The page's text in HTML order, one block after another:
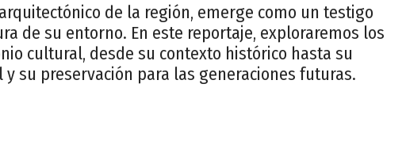
de la región, emerge como un testigo
de su entorno. En este reportaje, exploraremos los
cultural, desde su contexto histórico hasta su
su preservación para las generaciones futuras.